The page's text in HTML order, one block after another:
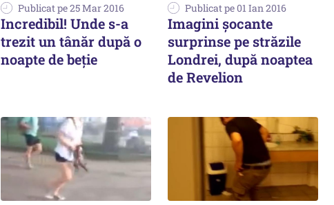
Publicat pe 25 Mar 2016
Incredibil! Unde s-a
trezit un tânăr după o
noapte de beție
Publicat pe 01 Ian 2016
Imagini șocante
surprinse pe străzile
Londrei, după noaptea
de Revelion